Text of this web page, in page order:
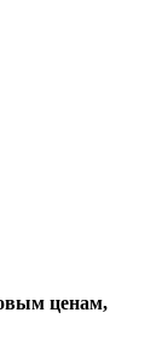
ценам,